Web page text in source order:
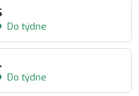
Do týdne
Do týdne